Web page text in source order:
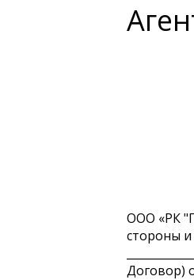
ООО «РК
стороны и
Договор)